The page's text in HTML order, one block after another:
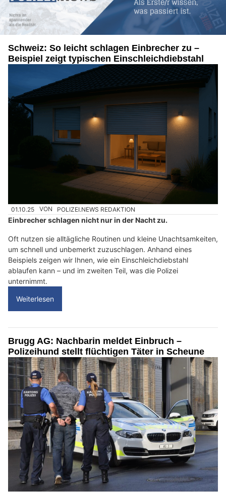
Schweiz: So leicht schlagen Einbrecher zu –
Beispiel zeigt typischen Einschleichdiebstahl
01.10.25 VON POLIZEI.NEWS REDAKTION
Einbrecher schlagen nicht nur in der Nacht zu.
Oft nutzen sie alltägliche Routinen und kleine Unachtsamkeiten,
um schnell und unbemerkt zuzuschlagen. Anhand eines
Beispiels zeigen wir Ihnen, wie ein Einschleichdiebstahl
ablaufen kann – und im zweiten Teil, was die Polizei
unternimmt.
Weiterlesen
Brugg AG: Nachbarin meldet Einbruch –
Polizeihund stellt flüchtigen Täter in Scheune